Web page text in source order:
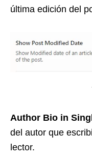
última edición del
Author Bio in
del autor que
lector.